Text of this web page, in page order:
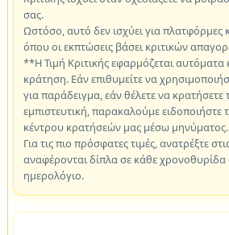
σας.
Ωστόσο, αυτό δεν ισχύει για πλατφόρμες
όπου οι εκπτώσεις βάσει κριτικών
**Η Τιμή Κριτικής εφαρμόζεται αυτόματα
κράτηση. Εάν επιθυμείτε να
για παράδειγμα, εάν θέλετε να κρατήσετε
εμπιστευτική, παρακαλούμε
κέντρου κρατήσεών μας μέσω μηνύματος.
Για τις πιο πρόσφατες τιμές, ανατρέξτε
αναφέρονται δίπλα σε κάθε
ημερολόγιο.